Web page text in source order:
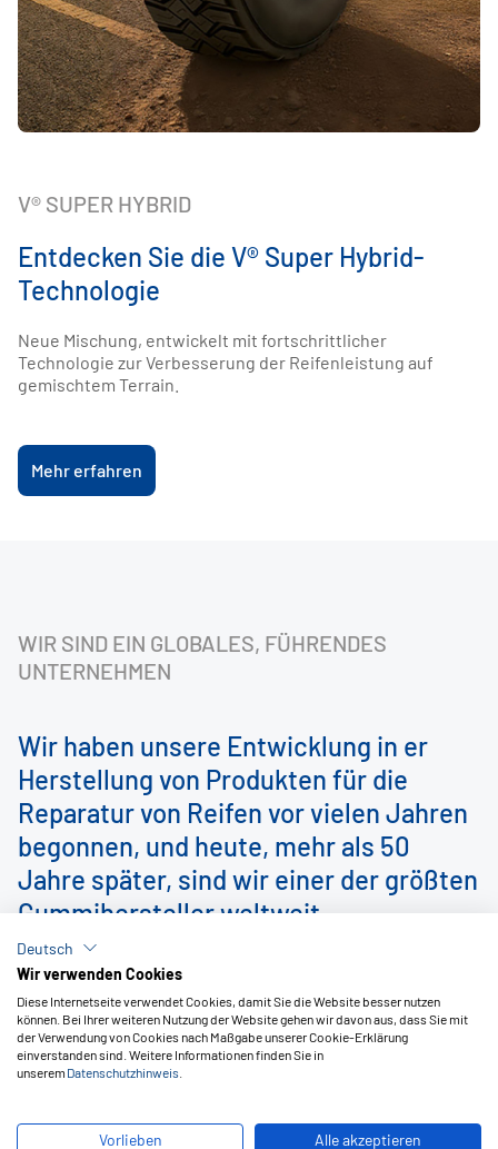
V® SUPER HYBRID
Entdecken Sie die V® Super Hybrid-
Technologie
Neue Mischung, entwickelt mit fortschrittlicher
Technologie zur Verbesserung der Reifenleistung auf
gemischtem Terrain.
Mehr erfahren
MARKTEINFÜHRUNG VON DV-UME
Der fortschritt ist da.
Das erste Vipal-Profil für Elektrofahrzeuge.
Erfahren Sie mehr
MARKTEINFÜHRUNG RZT820
Ruzi präsentiert seinen neuen
Laufstreifen, RZT820.
Erfahren Sie mehr
WIR SIND EIN GLOBALES, FÜHRENDES
UNTERNEHMEN
Wir haben unsere Entwicklung in er
Herstellung von Produkten für die
Reparatur von Reifen vor vielen Jahren
begonnen, und heute, mehr als 50
Jahre später, sind wir einer der größten
Gummihersteller weltweit.
Deutsch
Wir verwenden Cookies
Diese Internetseite verwendet Cookies, damit Sie die Website besser nutzen
können. Bei Ihrer weiteren Nutzung der Website gehen wir davon aus, dass Sie mit
der Verwendung von Cookies nach Maßgabe unserer Cookie-Erklärung
einverstanden sind. Weitere Informationen finden Sie in
unserem Datenschutzhinweis
Vorlieben Alle akzeptieren